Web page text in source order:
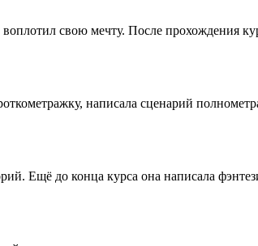
воплотил свою мечту. После прохождения
написала сценарий
Ещё до конца курса она написала